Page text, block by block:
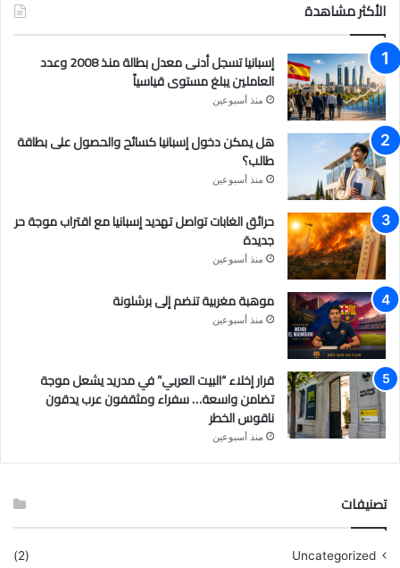
الأكثر مشاهدة
إسبانيا تسجل أدنى معدل بطالة منذ 2008 وعدد
العاملين يبلغ مستوى قياسياً
منذ أسبوعين
هل يمكن دخول إسبانيا كسائح والحصول على بطاقة
طالب؟
منذ أسبوعين
حرائق الغابات تواصل تهديد إسبانيا مع اقتراب موجة حر
جديدة
منذ أسبوعين
موهبة مغربية تنضم إلى برشلونة
منذ أسبوعين
قرار إخلاء “البيت العربي” في مدريد يشعل موجة
تضامن واسعة… سفراء ومثقفون عرب يدقون
ناقوس الخطر
منذ أسبوعين
تصنيفات
Uncategorized
(2)